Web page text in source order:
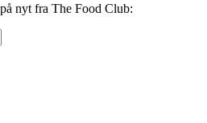
nyt fra The Food Club: